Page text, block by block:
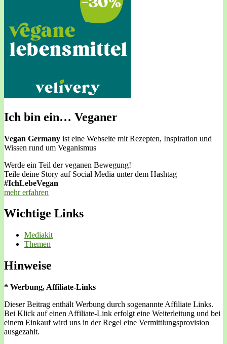
Ich bin ein… Veganer
Vegan Germany ist eine Webseite mit Rezepten, Inspiration und
Wissen rund um Veganismus
Werde ein Teil der veganen Bewegung!
Teile deine Story auf Social Media unter dem Hashtag
#IchLebeVegan
mehr erfahren
Wichtige Links
Mediakit
Themen
Hinweise
* Werbung, Affiliate-Links
Dieser Beitrag enthält Werbung durch sogenannte Affiliate Links.
Bei Klick auf einen Affiliate-Link erfolgt eine Weiterleitung und bei
einem Einkauf wird uns in der Regel eine Vermittlungsprovision
ausgezahlt.